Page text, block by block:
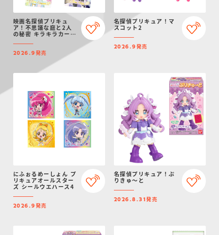
映画名探偵プリキュ
ア！不思議な庭と2人
の秘密 キラキラカード
2026.9発売
名探偵プリキュア！マ
スコット2
2026.9発売
にふぉるめーしょん プ
リキュアオールスター
ズ シールウエハース4
2026.9発売
名探偵プリキュア！ぷ
りきゅ～と
2026.8.31発売